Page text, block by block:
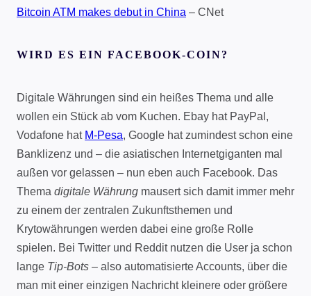
Bitcoin ATM makes debut in China – CNet
WIRD ES EIN FACEBOOK-COIN?
Digitale Währungen sind ein heißes Thema und alle
wollen ein Stück ab vom Kuchen. Ebay hat PayPal,
Vodafone hat M-Pesa, Google hat zumindest schon eine
Banklizenz und – die asiatischen Internetgiganten mal
außen vor gelassen – nun eben auch Facebook. Das
Thema digitale Währung mausert sich damit immer mehr
zu einem der zentralen Zukunftsthemen und
Krytowährungen werden dabei eine große Rolle
spielen. Bei Twitter und Reddit nutzen die User ja schon
lange Tip-Bots – also automatisierte Accounts, über die
man mit einer einzigen Nachricht kleinere oder größere